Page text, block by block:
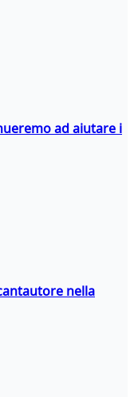
ad aiutare i
nella